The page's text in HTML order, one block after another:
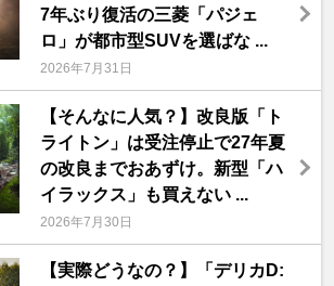
7年ぶり復活の三菱「パジェ
ロ」が都市型SUVを選ばな ...
2026年7月31日
【そんなに人気？】改良版「ト
ライトン」は受注停止で27年夏
の改良までおあずけ。新型「ハ
イラックス」も買えない ...
2026年7月30日
【実際どうなの？】「デリカD: